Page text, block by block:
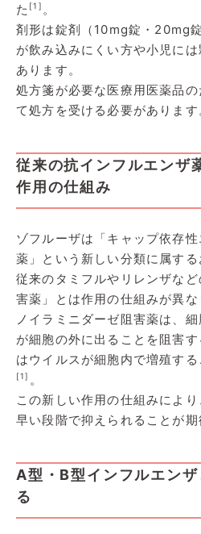
た [1] 。
剤形は錠剤（10mg錠・20mg
が飲み込みにくい方や小児に
あります。
処方箋が必要な医療用医薬品
て処方を受ける必要があります
従来の抗インフルエンザ
作用の仕組み
ゾフルーザは「キャップ依存
薬」という新しい分類に属する
従来のタミフルやリレンザな
害薬」とは作用の仕組みが異な
ノイラミニダーゼ阻害薬は、
が細胞の外に出ることを阻害
はウイルスが細胞内で増殖す
[1] 。
この新しい作用の仕組みによ
早い段階で抑えられることが期
A型・B型インフルエン
る